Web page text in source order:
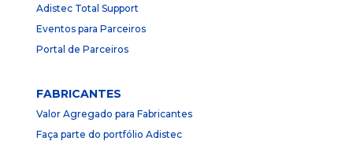
Adistec Total Support
Eventos para Parceiros
Portal de Parceiros
FABRICANTES
Valor Agregado para Fabricantes
Faça parte do portfólio Adistec